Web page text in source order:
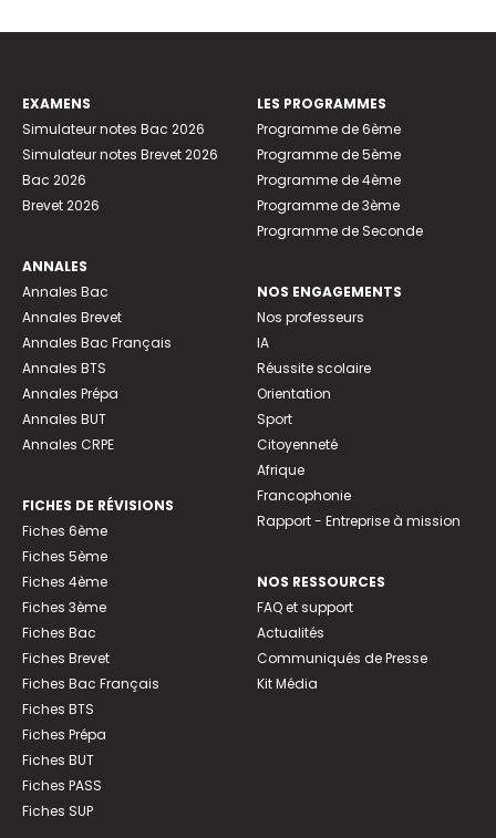
EXAMENS
Simulateur notes Bac 2026
Simulateur notes Brevet 2026
Bac 2026
Brevet 2026
ANNALES
Annales Bac
Annales Brevet
Annales Bac Français
Annales BTS
Annales Prépa
Annales BUT
Annales CRPE
FICHES DE RÉVISIONS
Fiches 6ème
Fiches 5ème
Fiches 4ème
Fiches 3ème
Fiches Bac
Fiches Brevet
Fiches Bac Français
Fiches BTS
Fiches Prépa
Fiches BUT
Fiches PASS
Fiches SUP
LES PROGRAMMES
Programme de 6ème
Programme de 5ème
Programme de 4ème
Programme de 3ème
Programme de Seconde
NOS ENGAGEMENTS
Nos professeurs
IA
Réussite scolaire
Orientation
Sport
Citoyenneté
Afrique
Francophonie
Rapport - Entreprise à mission
NOS RESSOURCES
FAQ et support
Actualités
Communiqués de Presse
Kit Média